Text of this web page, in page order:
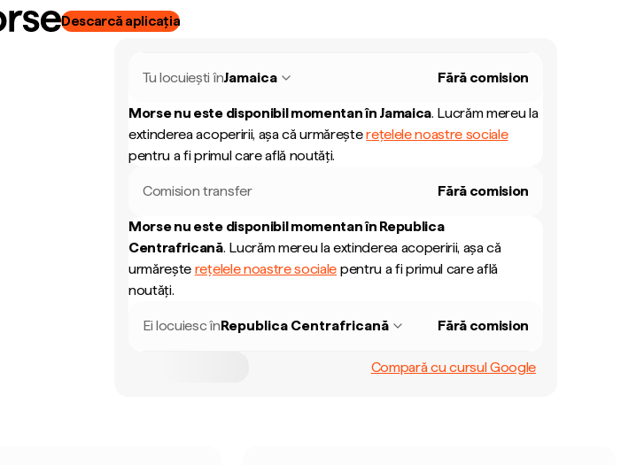
Descarcă aplicația
Tu locuiești înJamaica Fără comision
Morse nu este disponibil momentan în Jamaica. Lucrăm mereu la
extinderea acoperirii, așa că urmăreșterețelele noastre sociale
pentru a fi primul care află noutăți.
Comision transfer Fără comision
Morse nu este disponibil momentan în Republica
Centrafricană. Lucrăm mereu la extinderea acoperirii, așa că
urmărește rețelele noastre sociale pentru a fi primul care află
noutăți.
Ei locuiesc înRepublica Centrafricană Fără comision
Compară cu cursul Google